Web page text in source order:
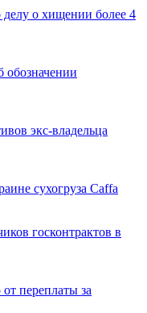
о хищении более 4
обозначении
экс-владельца
сухогруза Caffa
госконтрактов в
переплаты за